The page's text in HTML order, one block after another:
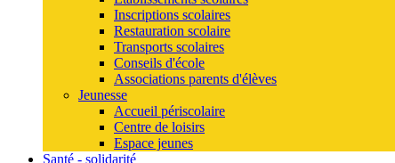
Inscriptions scolaires
Restauration scolaire
Transports scolaires
Conseils d'école
Associations parents d'élèves
Jeunesse
Accueil périscolaire
Centre de loisirs
Espace jeunes
Santé - solidarité